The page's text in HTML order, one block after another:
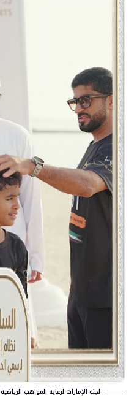
لجنة الإمارات لرعاية المواهب الرياضية